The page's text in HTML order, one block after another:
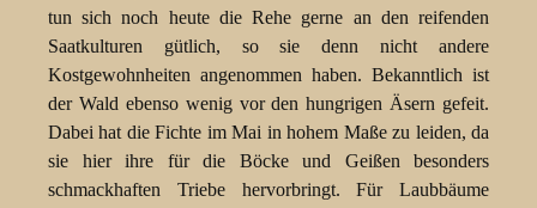
tun sich noch heute die Rehe gerne an den reifenden
Saatkulturen gütlich, so sie denn nicht andere
Kostgewohnheiten angenommen haben. Bekanntlich ist
der Wald ebenso wenig vor den hungrigen Äsern gefeit.
Dabei hat die Fichte im Mai in hohem Maße zu leiden, da
sie hier ihre für die Böcke und Geißen besonders
schmackhaften Triebe hervorbringt. Für Laubbäume